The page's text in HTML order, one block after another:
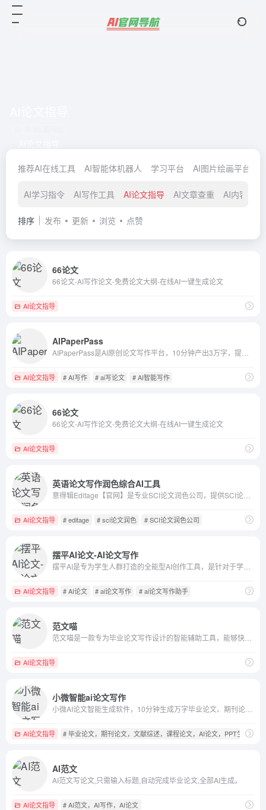
推荐AI在线工具 AI智能体机器人 学习平台 AI图片绘画平台
AI学习指令 AI写作工具 AI论文指导 AI文章查重 AI内容检测
排序 发布 更新 浏览 点赞
66论文
66论文-AI写作论文-免费论文大纲-在线AI一键生成论文
AI论文指导
AIPaperPass
AI论文指导 # AI写作 # ai写论文 # AI智能写作
66论文
66论文-AI写作论文-免费论文大纲-在线AI一键生成论文
AI论文指导
英语论文写作润色综合AI工具
AI论文指导 # editage # sci论文润色 # SCI论文润色公司
摆平AI论文-AI论文写作
AI论文指导 # AI论文 # ai论文写作 # ai论文写作助手
范文喵
AI论文指导
小微智能ai论文写作
AI论文指导 # 毕业论文，期刊论文，文献综述，课程论文，AI论文，PPT生成，
AI范文
AI范文写论文,只需输入标题,自动完成毕业论文,全部AI生成。
AI论文指导 # AI范文，AI写作，AI论文